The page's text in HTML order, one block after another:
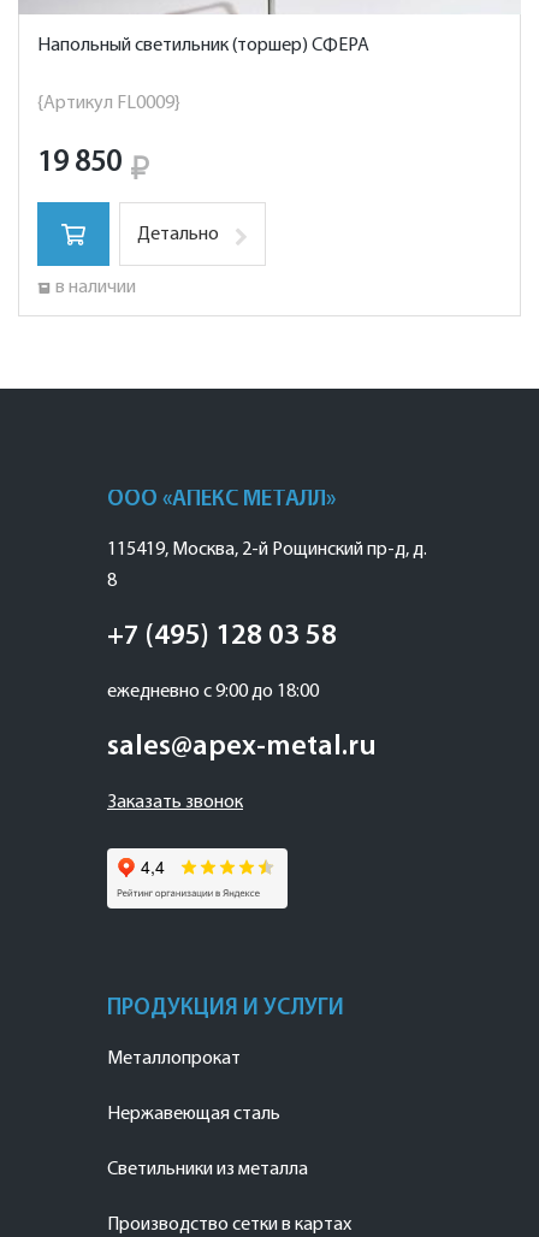
Напольный светильник (торшер) СФЕРА
{Артикул FL0009}
19 850
Детально
в наличии
ООО «АПЕКС МЕТАЛЛ»
115419, Москва, 2-й Рощинский пр-д, д.
8
+7 (495) 128 03 58
ежедневно с 9:00 до 18:00
sales@apex-metal.ru
Заказать звонок
ПРОДУКЦИЯ И УСЛУГИ
Металлопрокат
Нержавеющая сталь
Светильники из металла
Производство сетки в картах